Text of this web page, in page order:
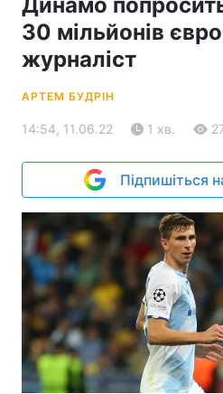
30 мільйонів
журналіст
АРТЕМ БУДРІН
14:54, 11.06.22 1 хв.
Підпишіться